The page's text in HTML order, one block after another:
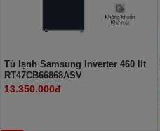
Tủ lạnh Samsung Inverter 460 lít
RT47CB66868ASV
13.350.000đ